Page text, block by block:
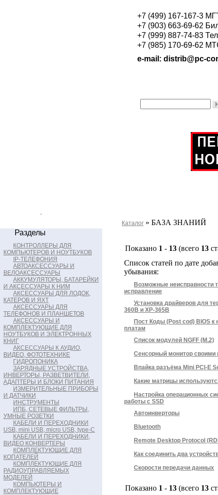
+7 (499) 167-167-3
+7 (903) 663-69-62
+7 (999) 887-74-83
+7 (985) 170-69-62
e-mail: distrib@pc-
Каталог » БАЗА ЗНАНИЙ
Разделы
КОНТРОЛЛЕРЫ ДЛЯ
КОМПЬЮТЕРОВ И НОУТБУКОВ
IP-ТЕЛЕФОНИЯ
АВТОАКСЕССУАРЫ И
ВЕЛОАКСЕССУАРЫ
АККУМУЛЯТОРЫ, БАТАРЕЙКИ
И АКСЕССУАРЫ К НИМ
АКСЕССУАРЫ ДЛЯ ЛОДОК,
КАТЕРОВ И ЯХТ
АКСЕССУАРЫ ДЛЯ
ТЕЛЕФОНОВ И ПЛАНШЕТОВ
АКСЕССУАРЫ И
КОМПЛЕКТУЮЩИЕ ДЛЯ
НОУТБУКОВ И ЭЛЕКТРОННЫХ
КНИГ
АКСЕССУАРЫ К АУДИО,
ВИДЕО, ФОТОТЕХНИКЕ
ГИДРОПОНИКА
ЗАРЯДНЫЕ УСТРОЙСТВА,
ИНВЕРТОРЫ, РАЗВЕТВИТЕЛИ,
АДАПТЕРЫ И БЛОКИ ПИТАНИЯ
ИЗМЕРИТЕЛЬНЫЕ ПРИБОРЫ
И ДАТЧИКИ
ИНСТРУМЕНТЫ
ИПБ, СЕТЕВЫЕ ФИЛЬТРЫ,
УМНЫЕ РОЗЕТКИ
КАБЕЛИ И ПЕРЕХОДНИКИ
USB, mini USB, micro USB, type-C
КАБЕЛИ И ПЕРЕХОДНИКИ,
ВИДЕО КОНВЕРТЕРЫ
КОМПЛЕКТУЮЩИЕ ДЛЯ
КОПАТЕЛЕЙ
КОМПЛЕКТУЮЩИЕ ДЛЯ
РАДИОУПРАВЛЯЕМЫХ
МОДЕЛЕЙ
КОМПЬЮТЕРЫ И
КОМПЛЕКТУЮЩИЕ
Показано 1 - 13 (всего 13
Список статей по дате
убывания:
Возможные неисправности
исправление
Установка драйверов для
360B и XP-365B
Пост Коды (Post cod) BIOS
платам
Список модулей NGFF (M.2)
Сенсорный монитор своими
Впайка разъёма Mini PCI-E
Какие матрицы
Настройка операционных
работы с SSD
Автоинверторы
Bluetooth
Remote Desktop Protocol
Как соединить два
Скорости передачи данных
Показано 1 - 13 (всего 13